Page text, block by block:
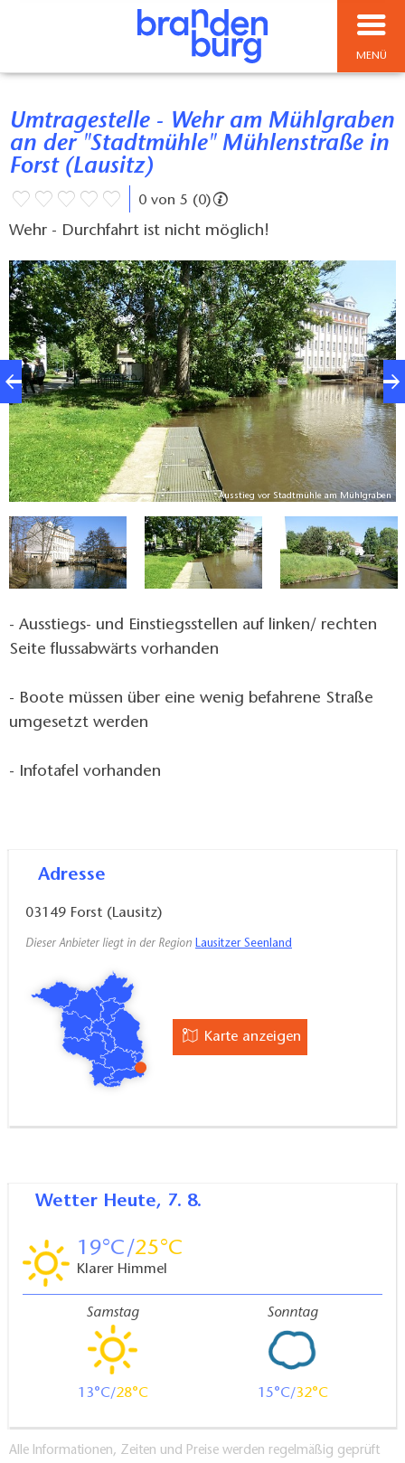
MENÜ
Umtragestelle - Wehr am Mühlgraben
an der "Stadtmühle" Mühlenstraße in
Forst (Lausitz)
0 von 5 (0)
Wehr - Durchfahrt ist nicht möglich!
Ausstieg vor Stadtmühle am Mühlgraben
- Ausstiegs- und Einstiegsstellen auf linken/ rechten
Seite flussabwärts vorhanden
- Boote müssen über eine wenig befahrene Straße
umgesetzt werden
- Infotafel vorhanden
Adresse
03149 Forst (Lausitz)
Dieser Anbieter liegt in der Region Lausitzer Seenland
Karte anzeigen
Wetter Heute, 7. 8.
19 25
Klarer Himmel
Samstag
13 28
Sonntag
15 32
Alle Informationen, Zeiten und Preise werden regelmäßig geprüft